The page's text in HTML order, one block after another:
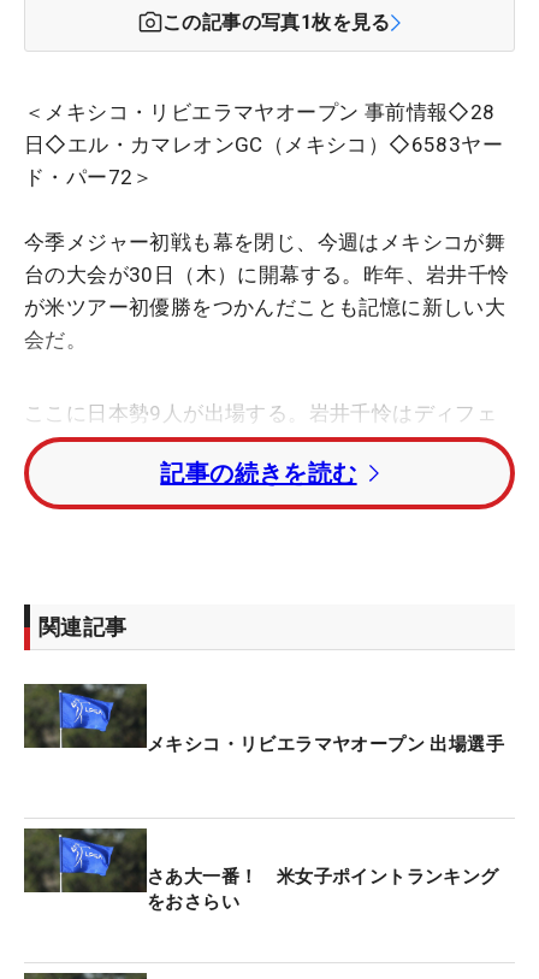
この記事の写真1枚を見る
＜メキシコ・リビエラマヤオープン 事前情報◇28
日◇エル・カマレオンGC（メキシコ） ◇6583ヤー
ド・パー72＞
今季メジャー初戦も幕を閉じ、今週はメキシコが舞
台の大会が30日（木）に開幕する。昨年、岩井千怜
が米ツアー初優勝をつかんだことも記憶に新しい大
会だ。
ここに日本勢9人が出場する。岩井千怜はディフェ
ンディングチャンピオンとして、もちろんエントリ
ー。姉の岩井明愛のほか、勝みなみ、吉田優利、笹
生優花、原英莉花、櫻井心那、西村優菜、渋野日向
“連覇”というのはキーワードになるが、もうひとつ
注目を集めるポイントがある。それが『リシャッフ
ていない選手を対象に、ポイントランキングに応じ
て開幕時点の優先出場順位の入れ替えが行われる。
順位が確定した渋野、西村、櫻井が該当。今週の試
合終了後にポイントランク80位以内に入ることで、
現在の『カテゴリー15』から『カテゴリー8』まで
の優先出場順位は163位だったが、ポイントランク
記事の続きを読む
関連記事
メキシコ・リビエラマヤオープン 出場選手
さあ大一番！ 米女子ポイントランキング
をおさらい